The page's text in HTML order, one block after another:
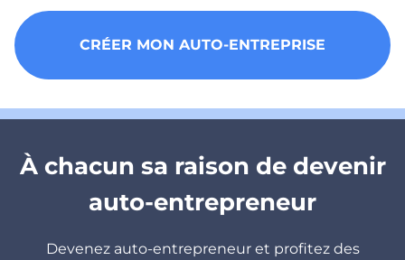
CRÉER MON AUTO-ENTREPRISE
À chacun sa raison de devenir
auto-entrepreneur
Devenez auto-entrepreneur et profitez des